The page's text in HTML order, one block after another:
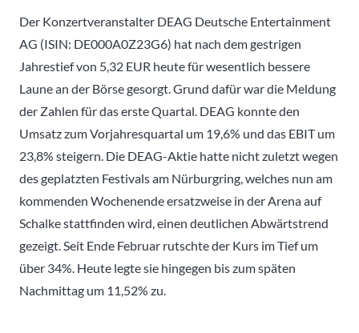
Der Konzertveranstalter DEAG Deutsche Entertainment
AG (ISIN: DE000A0Z23G6) hat nach dem gestrigen
Jahrestief von 5,32 EUR heute für wesentlich bessere
Laune an der Börse gesorgt. Grund dafür war die Meldung
der Zahlen für das erste Quartal. DEAG konnte den
Umsatz zum Vorjahresquartal um 19,6% und das EBIT um
23,8% steigern. Die DEAG-Aktie hatte nicht zuletzt wegen
des geplatzten Festivals am Nürburgring, welches nun am
kommenden Wochenende ersatzweise in der Arena auf
Schalke stattfinden wird, einen deutlichen Abwärtstrend
gezeigt. Seit Ende Februar rutschte der Kurs im Tief um
über 34%. Heute legte sie hingegen bis zum späten
Nachmittag um 11,52% zu.